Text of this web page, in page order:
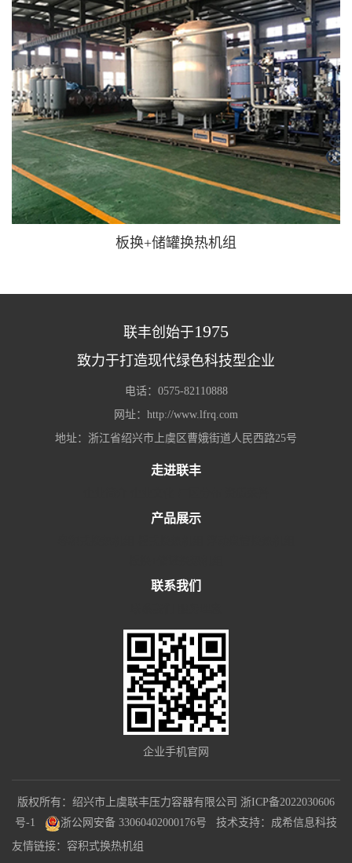
板换+储罐换热机组
联丰创始于1975
致力于打造现代绿色科技型企业
电话：0575-82110888
网址：http://www.lfrq.com
地址：浙江省绍兴市上虞区曹娥街道人民西路25号
走进联丰
产品展示
联系我们
企业手机官网
版权所有：绍兴市上虞联丰压力容器有限公司 浙ICP备2022030606
号-1
浙公网安备 33060402000176号 技术支持： 成希信息科技
友情链接： 容积式换热机组